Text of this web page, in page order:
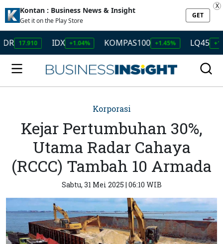
Kontan : Business News & Insight
Get it on the Play Store
GET
X
17.910 IDX +1.04% KOMPAS100 +1.45% LQ45 +1.50%
Korporasi
Kejar Pertumbuhan 30%,
Utama Radar Cahaya
(RCCC) Tambah 10 Armada
Sabtu, 31 Mei 2025 | 06:10 WIB